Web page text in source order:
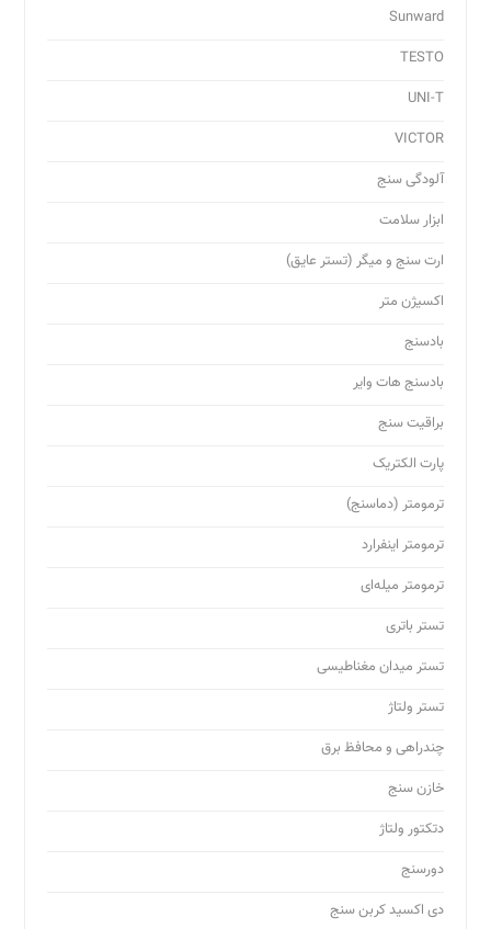
Sunward
TESTO
UNI-T
VICTOR
آلودگی سنج
ابزار سلامت
ارت سنج و میگر (تستر عایق)
اکسیژن متر
بادسنج
بادسنج هات وایر
براقیت سنج
پارت الکتریک
ترمومتر (دماسنج)
ترمومتر اینفرارد
ترمومتر میله‌ای
تستر باتری
تستر میدان مغناطیسی
تستر ولتاژ
چندراهی و محافظ برق
خازن سنج
دتکتور ولتاژ
دورسنج
دی اکسید کربن سنج